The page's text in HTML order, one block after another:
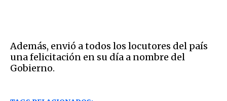
Además, envió a todos los locutores del país
una felicitación en su día a nombre del
Gobierno.